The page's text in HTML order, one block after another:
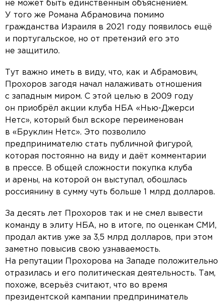
не может быть единственным объяснением.
У того же Романа Абрамовича помимо
гражданства Израиля в 2021 году появилось ещё
и португальское, но от претензий его это
не защитило.
Тут важно иметь в виду, что, как и Абрамович,
Прохоров загодя начал налаживать отношения
с западным миром. С этой целью в 2009 году
он приобрёл акции клуба НБА «Нью-Джерси
Нетс», который был вскоре переименован
в «Бруклин Нетс». Это позволило
предпринимателю стать публичной фигурой,
которая постоянно на виду и даёт комментарии
в прессе. В общей сложности покупка клуба
и арены, на которой он выступал, обошлась
россиянину в сумму чуть больше 1 млрд долларов.
За десять лет Прохоров так и не смел вывести
команду в элиту НБА, но в итоге, по оценкам СМИ,
продал актив уже за 3,5 млрд долларов, при этом
заметно повысив свою узнаваемость.
На репутации Прохорова на Западе положительно
отразилась и его политическая деятельность. Там,
похоже, всерьёз считают, что во время
президентской кампании предприниматель